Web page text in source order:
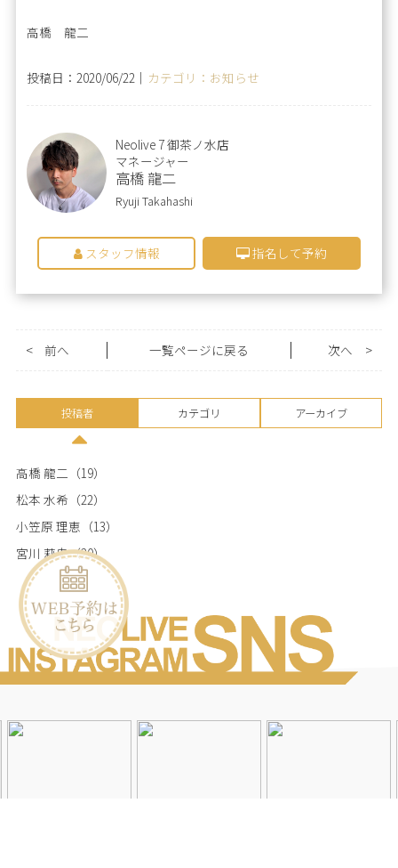
高橋 龍二
投稿日：2020/06/22｜ カテゴリ：お知らせ
Neolive 7 御茶ノ水店
マネージャー
高橋 龍二
Ryuji Takahashi
スタッフ情報 指名して予約
< 前へ 一覧ページに戻る >
次へ
投稿者 カテゴリ アーカイブ
高橋 龍二 （19）
松本 水希 （22）
小笠原 理恵 （13）
宮川 莉央（20）